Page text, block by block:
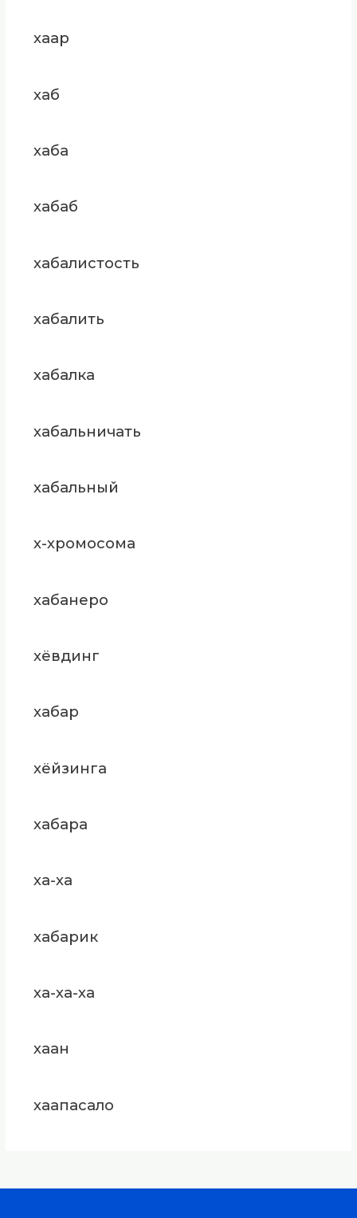
хаар
хаб
хаба
хабаб
хабалистость
хабалить
хабалка
хабальничать
хабальный
х-хромосома
хабанеро
хёвдинг
хабар
хёйзинга
хабара
ха-ха
хабарик
ха-ха-ха
хаан
хаапасало